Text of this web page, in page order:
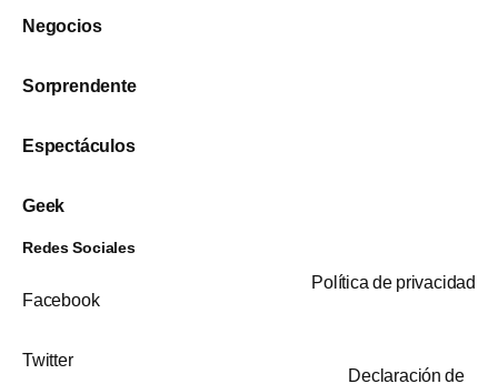
Negocios
Sorprendente
Espectáculos
Geek
Redes Sociales
Facebook
Twitter
Política de privacidad
Declaración de